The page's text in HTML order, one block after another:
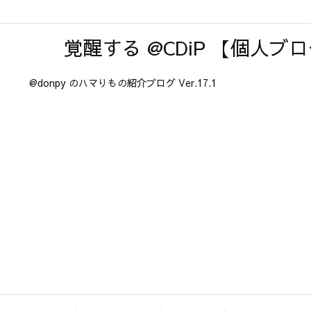
覚醒する @CDiP 【個人ブ
@donpy のハマりもの紹介ブログ Ver.17.1